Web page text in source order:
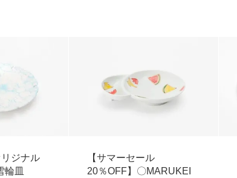
リジナル
皿
【サマーセール
20％OFF】〇MARUKEI